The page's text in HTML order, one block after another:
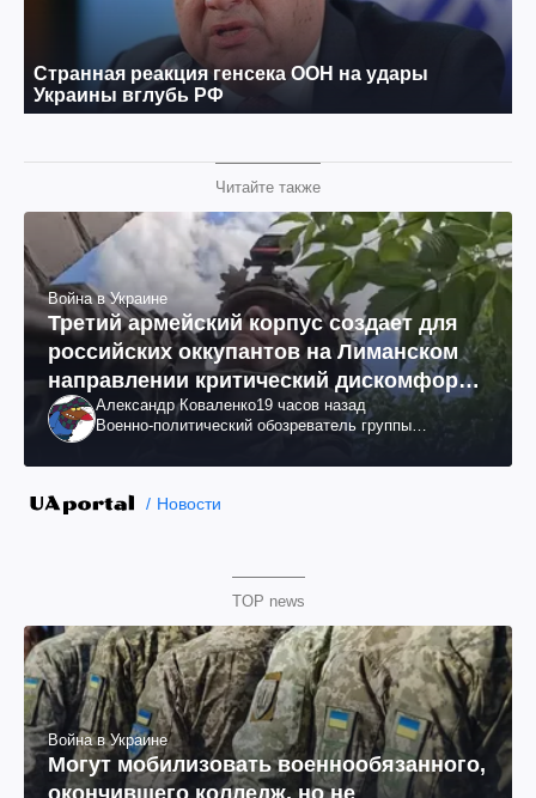
Читайте также
Война в Украине
Третий армейский корпус создает для
российских оккупантов на Лиманском
направлении критический дискомфорт:
как это удалось
Александр Коваленко19 часов назад
Военно-политический обозреватель группы
Новости
TOP news
Война в Украине
Могут мобилизовать военнообязанного,